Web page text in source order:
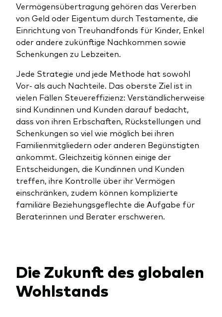
Index-Exposure-Analyse
Dokumente, die Vertrauen schaffen
Ressourcen
Anbieterliste
Vermögensübertragung gehören das Vererben
von Geld oder Eigentum durch Testamente, die
Einrichtung von Treuhandfonds für Kinder, Enkel
oder andere zukünftige Nachkommen sowie
Schenkungen zu Lebzeiten.
Jede Strategie und jede Methode hat sowohl
Vor- als auch Nachteile. Das oberste Ziel ist in
vielen Fällen Steuereffizienz: Verständlicherweise
sind Kundinnen und Kunden darauf bedacht,
dass von ihren Erbschaften, Rückstellungen und
Schenkungen so viel wie möglich bei ihren
Familienmitgliedern oder anderen Begünstigten
ankommt. Gleichzeitig können einige der
Entscheidungen, die Kundinnen und Kunden
treffen, ihre Kontrolle über ihr Vermögen
einschränken, zudem können komplizierte
familiäre Beziehungsgeflechte die Aufgabe für
Beraterinnen und Berater erschweren.
Die Zukunft des globalen
Wohlstands